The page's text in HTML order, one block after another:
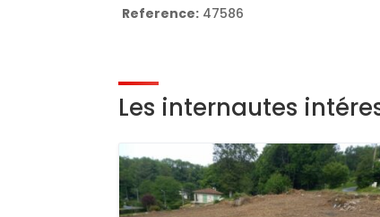
Reference: 47586
Les internautes